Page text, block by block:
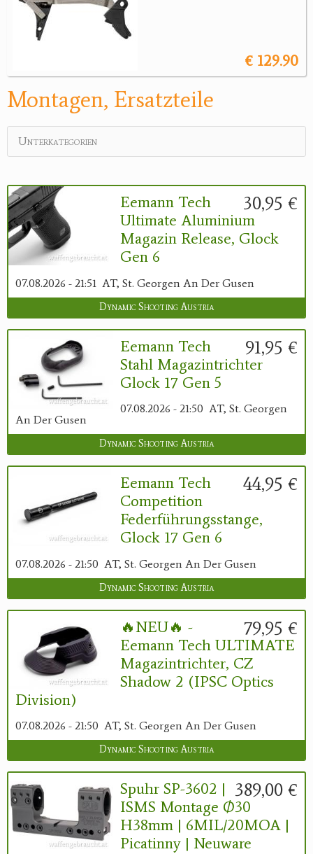
Jagdangebote
Jagdreviere
Antikes
Geschenke
Reviereinrichtungen
€ 129.90
Montagen, Ersatzteile
Unterkategorien
30,95 €
Eemann Tech
Ultimate Aluminium
Magazin Release, Glock
Gen 6
07.08.2026 - 21:51 AT, St. Georgen An Der Gusen
Dynamic Shooting Austria
91,95 €
Eemann Tech
Stahl Magazintrichter
Glock 17 Gen 5
07.08.2026 - 21:50 AT, St. Georgen
An Der Gusen
Dynamic Shooting Austria
44,95 €
Eemann Tech
Competition
Federführungsstange,
Glock 17 Gen 6
07.08.2026 - 21:50 AT, St. Georgen An Der Gusen
Dynamic Shooting Austria
79,95 €
🔥NEU🔥 -
Eemann Tech ULTIMATE
Magazintrichter, CZ
Shadow 2 (IPSC Optics
Division)
07.08.2026 - 21:50 AT, St. Georgen An Der Gusen
Dynamic Shooting Austria
389,00 €
Spuhr SP-3602 |
ISMS Montage Ø30
H38mm | 6MIL/20MOA |
Picatinny | Neuware